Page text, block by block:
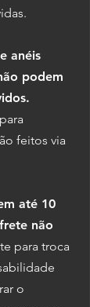
anéis
podem
feitos via
até 10
não
para troca
o